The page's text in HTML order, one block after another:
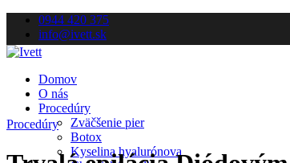
0944 420 375
info@ivett.sk
Domov
O nás
Procedúry
Zväčšenie pier
Botox
Kyselina hyalurónova
Procedúry